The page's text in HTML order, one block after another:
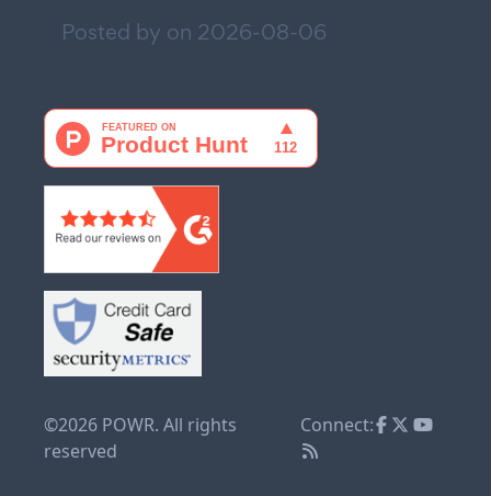
Posted by on 2026-08-06
©2026 POWR. All rights
reserved
Connect: